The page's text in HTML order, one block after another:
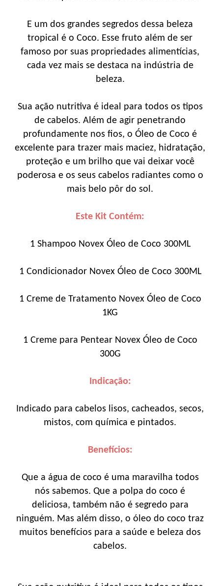
E um dos grandes segredos dessa beleza
tropical é o Coco. Esse fruto além de ser
famoso por suas propriedades alimentícias,
cada vez mais se destaca na indústria de
beleza.
Sua ação nutritiva é ideal para todos os tipos
de cabelos. Além de agir penetrando
profundamente nos fios, o Óleo de Coco é
excelente para trazer mais maciez, hidratação,
proteção e um brilho que vai deixar você
poderosa e os seus cabelos radiantes como o
mais belo pôr do sol.
Este Kit Contém:
1 Shampoo Novex Óleo de Coco 300ML
1 Condicionador Novex Óleo de Coco 300ML
1 Creme de Tratamento Novex Óleo de Coco
1KG
1 Creme para Pentear Novex Óleo de Coco
300G
Indicação:
Indicado para cabelos lisos, cacheados, secos,
mistos, com química e pintados.
Benefícios:
Que a água de coco é uma maravilha todos
nós sabemos. Que a polpa do coco é
deliciosa, também não é segredo para
ninguém. Mas além disso, o óleo do coco traz
muitos benefícios para a saúde e beleza dos
cabelos.